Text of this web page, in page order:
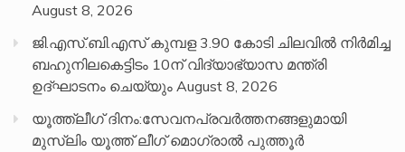
August 8, 2026
ജി.എസ്.ബി.എസ് കുമ്പള 3.90 കോടി ചിലവിൽ നിർമിച്ച
ബഹുനിലകെട്ടിടം 10ന് വിദ്യാഭ്യാസ മന്ത്രി
ഉദ്ഘാടനം ചെയ്യും August 8, 2026
യൂത്ത്ലീഗ് ദിനം:സേവനപ്രവർത്തനങ്ങളുമായി
മുസ്ലിം യൂത്ത് ലീഗ് മൊഗ്രാൽ പുത്തൂർ